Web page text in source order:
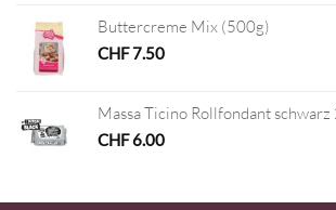
Buttercreme Mix (500g)
CHF7.50
Massa Ticino Rollfondant schwarz
CHF6.00